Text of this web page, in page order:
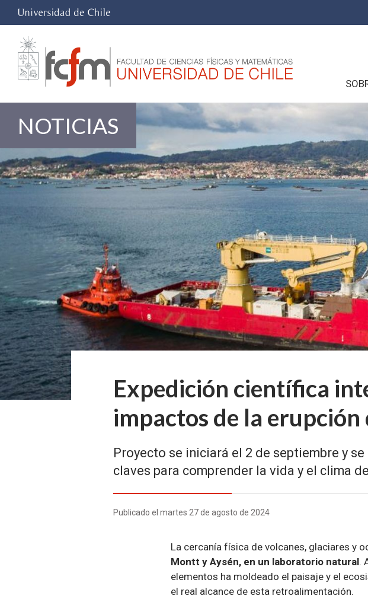
NOTICIAS
Expedición científica
impactos de la
Proyecto se iniciará el 2 de septiembre y
claves para comprender la vida y el clima
Publicado el martes 27 de agosto de 2024
La cercanía física de volcanes, glaciares y
Montt y Aysén, en un laboratorio natural.
elementos ha moldeado el paisaje y el
el real alcance de esta retroalimentación.